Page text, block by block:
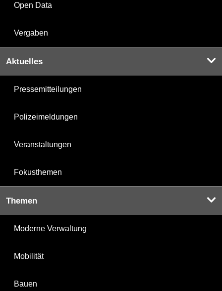
Open Data
Vergaben
Aktuelles
Pressemitteilungen
Polizeimeldungen
Veranstaltungen
Fokusthemen
Themen
Moderne Verwaltung
Mobilität
Bauen